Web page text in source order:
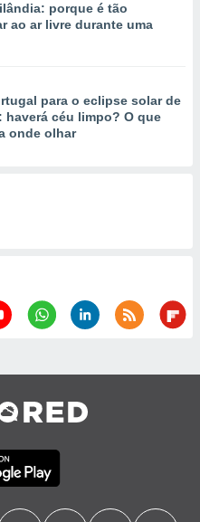
porque é tão
ao ar livre durante uma
para o eclipse solar de
haverá céu limpo? O que
onde olhar